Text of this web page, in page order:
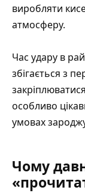
виробляти
атмосферу.
Час удару в
збігається з
особливо
умовах
Чому